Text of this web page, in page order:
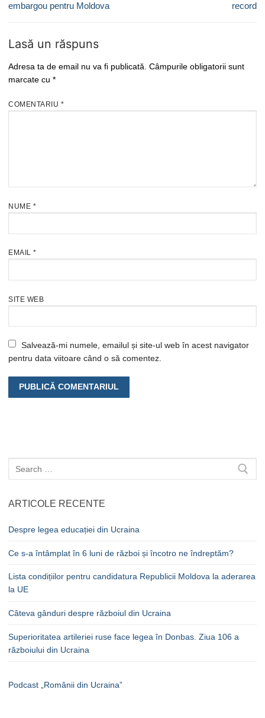
embargou pentru Moldova
record
Lasă un răspuns
Adresa ta de email nu va fi publicată. Câmpurile obligatorii sunt
marcate cu *
COMENTARIU *
NUME *
EMAIL *
SITE WEB
Salvează-mi numele, emailul și site-ul web în acest navigator
pentru data viitoare când o să comentez.
Caută
după:
ARTICOLE RECENTE
Despre legea educației din Ucraina
Ce s-a întâmplat în 6 luni de război și încotro ne îndreptăm?
Lista condițiilor pentru candidatura Republicii Moldova la aderarea
la UE
Câteva gânduri despre războiul din Ucraina
Superioritatea artileriei ruse face legea în Donbas. Ziua 106 a
războiului din Ucraina
Podcast „Românii din Ucraina”